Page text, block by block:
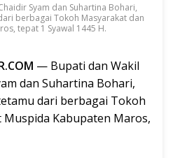
Syam dan Suhartina Bohari,
berbagai Tokoh Masyarakat dan
tepat 1 Syawal 1445 H.
— Bupati dan Wakil
dan Suhartina Bohari,
dari berbagai Tokoh
Kabupaten Maros,